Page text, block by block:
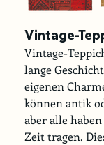
Vintage-
Vintage-
lange
eigenen
können antik
aber alle
Zeit tragen.